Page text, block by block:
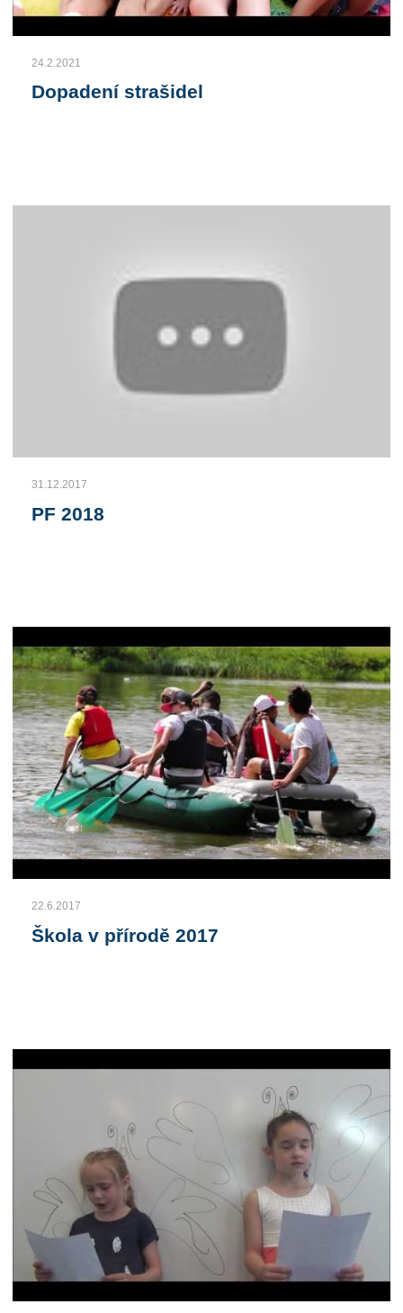
24.2.2021
Dopadení strašidel
31.12.2017
PF 2018
22.6.2017
Škola v přírodě 2017